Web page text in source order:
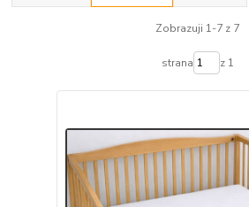
Zobrazuji 1-7 z 7
strana z 1